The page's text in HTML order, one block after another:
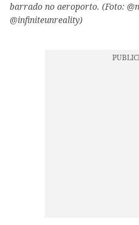
barrado no aeroporto. (Foto:
@infiniteunreality)